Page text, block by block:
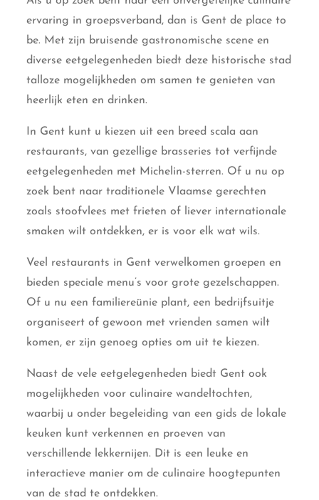
ervaring in groepsverband, dan is Gent de place to
be. Met zijn bruisende gastronomische scene en
diverse eetgelegenheden biedt deze historische stad
talloze mogelijkheden om samen te genieten van
heerlijk eten en drinken.
In Gent kunt u kiezen uit een breed scala aan
restaurants, van gezellige brasseries tot verfijnde
eetgelegenheden met Michelin-sterren. Of u nu op
zoek bent naar traditionele Vlaamse gerechten
zoals stoofvlees met frieten of liever internationale
smaken wilt ontdekken, er is voor elk wat wils.
Veel restaurants in Gent verwelkomen groepen en
bieden speciale menu’s voor grote gezelschappen.
Of u nu een familiereünie plant, een bedrijfsuitje
organiseert of gewoon met vrienden samen wilt
komen, er zijn genoeg opties om uit te kiezen.
Naast de vele eetgelegenheden biedt Gent ook
mogelijkheden voor culinaire wandeltochten,
waarbij u onder begeleiding van een gids de lokale
keuken kunt verkennen en proeven van
verschillende lekkernijen. Dit is een leuke en
interactieve manier om de culinaire hoogtepunten
van de stad te ontdekken.